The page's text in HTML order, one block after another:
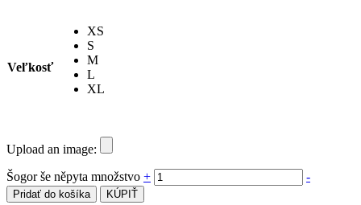
Veľkosť
XS
S
M
L
XL
Upload an image:
Šogor še něpyta množstvo + -
Pridať do košíka KÚPIŤ